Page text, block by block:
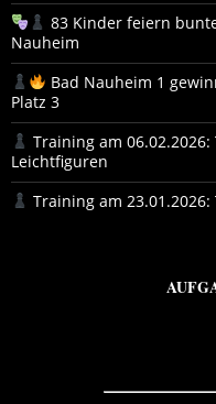
83 Kinder feiern
Nauheim
Bad Nauheim 1
Platz 3
Training am
Leichtfiguren
Training am